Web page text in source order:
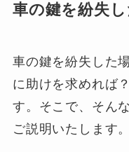
車の鍵を紛失
車の鍵を紛失した
に助けを求めれば
す。そこで、そん
ご説明いたします。